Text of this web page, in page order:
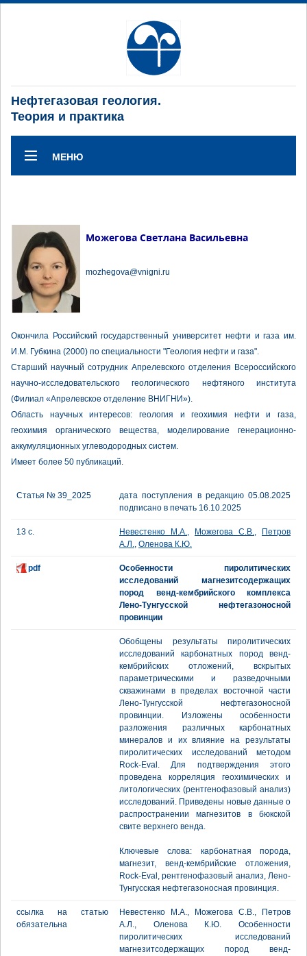
Нефтегазовая геология.
Теория и практика
МЕНЮ
Можегова Светлана Васильевна
mozhegova@vnigni.ru
Окончила Российский государственный университет нефти и газа им.
И.М. Губкина (2000) по специальности "Геология нефти и газа".
Старший научный сотрудник Апрелевского отделения Всероссийского
научно-исследовательского геологического нефтяного института
(Филиал «Апрелевское отделение ВНИГНИ»).
Область научных интересов: геология и геохимия нефти и газа,
геохимия органического вещества, моделирование генерационно-
аккумуляционных углеводородных систем.
Имеет более 50 публикаций.
Статья № 39_2025
дата поступления в редакцию 05.08.2025
подписано в печать 16.10.2025
13 с. Невестенко М.А., Можегова С.В.,
Петров
А.Л., Оленова К.Ю.
pdf
Особенности пиролитических
исследований магнезитсодержащих
пород венд-кембрийского комплекса
Лено-Тунгусской нефтегазоносной
провинции
Обобщены результаты пиролитических
исследований карбонатных пород венд-
кембрийских отложений, вскрытых
параметрическими и разведочными
скважинами в пределах восточной части
Лено-Тунгусской нефтегазоносной
провинции. Изложены особенности
разложения различных карбонатных
минералов и их влияние на результаты
пиролитических исследований методом
Rock-Eval. Для подтверждения этого
проведена корреляция геохимических и
литологических (рентгенофазовый анализ)
исследований. Приведены новые данные о
распространении магнезитов в бюкской
свите верхнего венда.
Ключевые слова: карбонатная порода,
магнезит, венд-кембрийские отложения,
Rock-Eval, рентгенофазовый анализ, Лено-
Тунгусская нефтегазоносная провинция.
ссылка на статью
обязательна
Невестенко М.А., Можегова С.В., Петров
А.Л., Оленова К.Ю. Особенности
пиролитических исследований
магнезитсодержащих пород венд-